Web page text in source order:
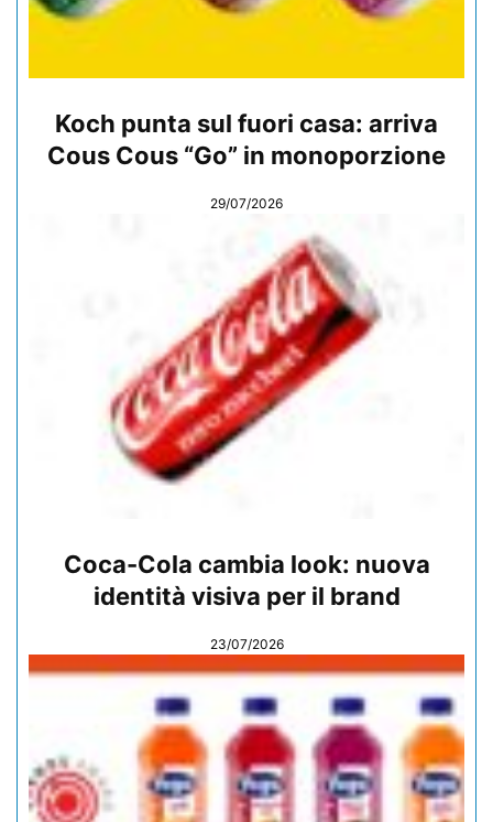
Koch punta sul fuori casa: arriva
Cous Cous “Go” in monoporzione
29/07/2026
Coca-Cola cambia look: nuova
identità visiva per il brand
23/07/2026